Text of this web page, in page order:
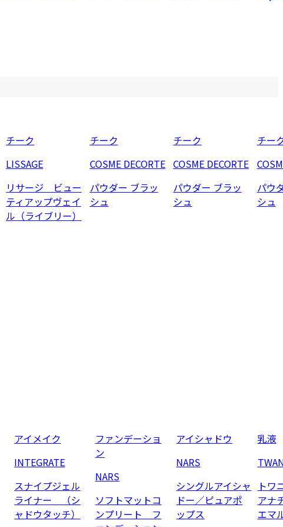
チーク
LISSAGE
リサージ ビュー
ティアップヴェイ
ル（ライブリー）
チーク
COSME DECORTE
パウダー ブラッ
シュ
チーク
COSME DECORTE
パウダー ブラッ
シュ
チー
パウ
シュ
アイメイク
INTEGRATE
スナイプジェル
ライナー （シ
ャドウタッチ）
ファンデーショ
ン
NARS
ソフトマットコ
ンプリート フ
アイシャドウ
NARS
シングルアイシャ
ドー／ピュアポ
ップス
乳液
ト
アナ
エマ